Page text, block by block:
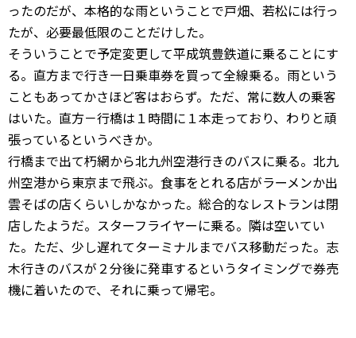
ったのだが、本格的な雨ということで戸畑、若松には行っ
たが、必要最低限のことだけした。
そういうことで予定変更して平成筑豊鉄道に乗ることにす
る。直方まで行き一日乗車券を買って全線乗る。雨という
こともあってかさほど客はおらず。ただ、常に数人の乗客
はいた。直方－行橋は１時間に１本走っており、わりと頑
張っているというべきか。
行橋まで出て朽網から北九州空港行きのバスに乗る。北九
州空港から東京まで飛ぶ。食事をとれる店がラーメンか出
雲そばの店くらいしかなかった。総合的なレストランは閉
店したようだ。スターフライヤーに乗る。隣は空いてい
た。ただ、少し遅れてターミナルまでバス移動だった。志
木行きのバスが２分後に発車するというタイミングで券売
機に着いたので、それに乗って帰宅。